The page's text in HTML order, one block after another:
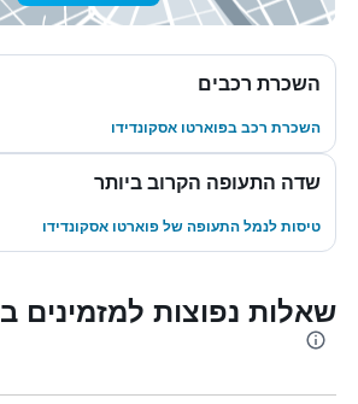
השכרת רכבים
השכרת רכב בפוארטו אסקונדידו
שדה התעופה הקרוב ביותר
טיסות לנמל התעופה של פוארטו אסקונדידו
שאלות נפוצות למזמינים בCasa Soliz